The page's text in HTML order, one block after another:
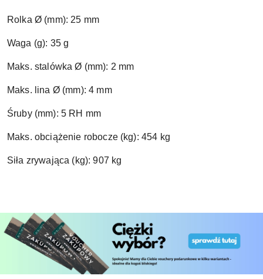
Rolka Ø (mm): 25 mm
Waga (g): 35 g
Maks. stalówka Ø (mm): 2 mm
Maks. lina Ø (mm): 4 mm
Śruby (mm): 5 RH mm
Maks. obciążenie robocze (kg): 454 kg
Siła zrywająca (kg): 907 kg